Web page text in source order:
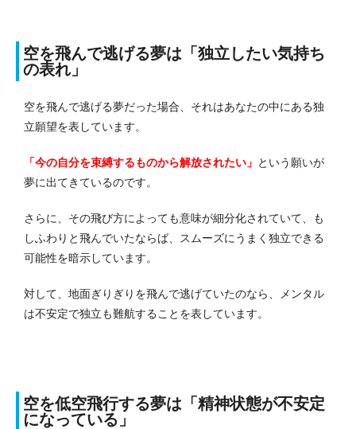
空を飛んで逃げる夢は「独立したい気持ち
の表れ」
空を飛んで逃げる夢だった場合、それはあなたの中にある独
立願望を表しています。
「今の自分を束縛するものから解放されたい」 という願いが
夢に出てきているのです。
さらに、その飛び方によっても意味が細分化されていて、も
しふわりと飛んでいたならば、スムーズにうまく独立できる
可能性を暗示しています。
対して、地面ぎりぎりを飛んで逃げていたのなら、メンタル
は不安定で独立も難航することを表しています。
空を低空飛行する夢は「精神状態が不安定
になっている」